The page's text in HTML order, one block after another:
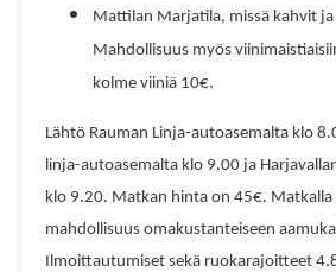
Mattilan Marjatila, missä kahvit
Mahdollisuus myös
kolme viiniä 10€.
Lähtö Rauman Linja-autoasemalta klo
linja-autoasemalta klo 9.00 ja
klo 9.20. Matkan hinta on 45€. Matkalla
mahdollisuus omakustanteiseen
Ilmoittautumiset sekä ruokarajoitteet